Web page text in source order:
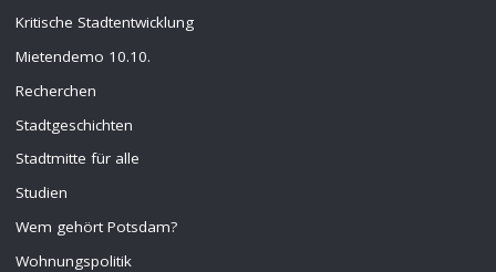
Kritische Stadtentwicklung
Mietendemo 10.10.
Recherchen
Stadtgeschichten
Stadtmitte für alle
Studien
Wem gehört Potsdam?
Wohnungspolitik